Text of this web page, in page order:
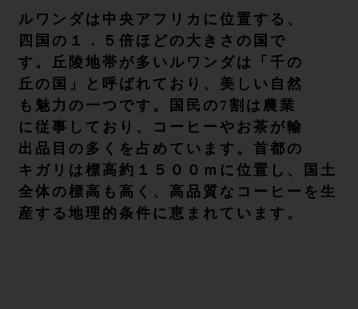
ルワンダは中央アフリカに位置する、
四国の１．５倍ほどの大きさの国で
す。丘陵地帯が多いルワンダは「千の
丘の国」と呼ばれており、美しい自然
も魅力の一つです。国民の7割は農業
に従事しており、コーヒーやお茶が輸
出品目の多くを占めています。首都の
キガリは標高約１５００ｍに位置し、国土
全体の標高も高く、高品質なコーヒーを生
産する地理的条件に恵まれています。